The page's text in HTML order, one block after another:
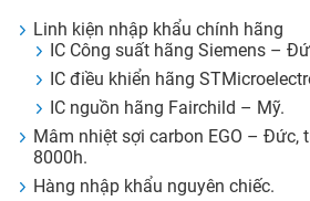
Linh kiện nhập khẩu chính hãng
IC Công suất hãng Siemens –
IC điều khiển hãng
IC nguồn hãng Fairchild – Mỹ.
Mâm nhiệt sợi carbon EGO – Đức,
8000h.
Hàng nhập khẩu nguyên chiếc.